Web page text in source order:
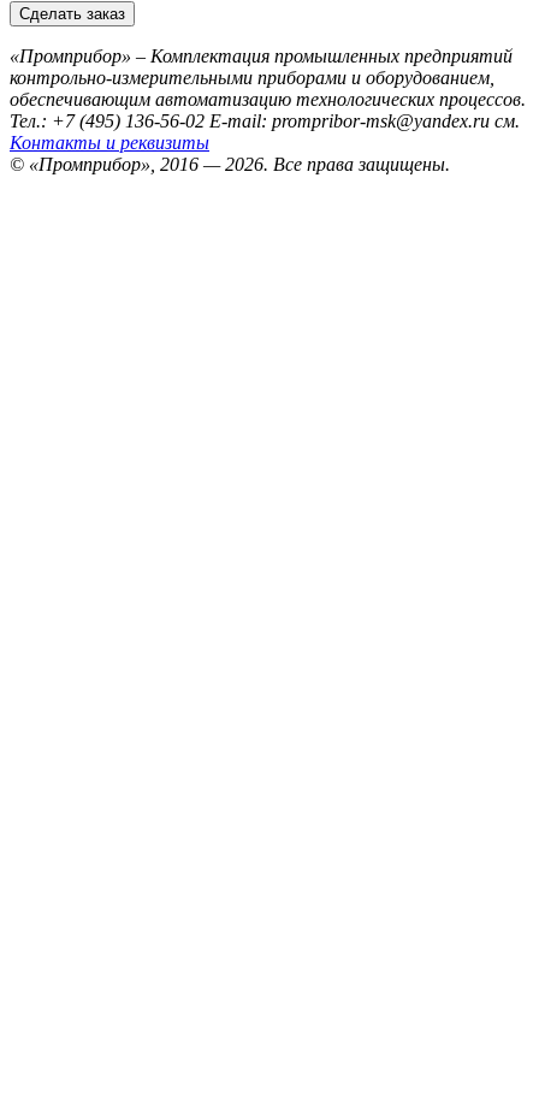
«Промприбор» – Комплектация промышленных предприятий
контрольно-измерительными приборами и оборудованием,
обеспечивающим автоматизацию технологических процессов.
Тел.: +7 (495) 136-56-02 E-mail: prompribor-msk@yandex.ru см.
Контакты и реквизиты
© «Промприбор», 2016 — 2026. Все права защищены.